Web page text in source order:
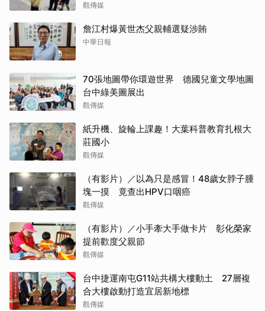
觀傳媒
詹江村爆黃世杰父親輔選疑涉賄
中華日報
70張地圖帶你環遊世界 德國兒童文學地圖
台中綠美圖展出
觀傳媒
紙升機、旋輪上課趣！大葉科普教育扎根大
莊國小
觀傳媒
（有影片）／以為只是感冒！48歲女脖子腫
塊一摸 竟查出HPV口咽癌
觀傳媒
（有影片）／小手牽大手做卡片 彰化榮家
提前歡度父親節
觀傳媒
台中捷運南屯G11站共構大樓動土 27層複
合大樓啟動打造宜居新地標
觀傳媒